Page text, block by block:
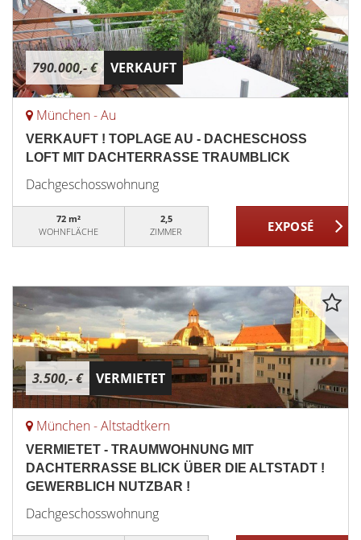
790.000,- € VERKAUFT
München - Au
VERKAUFT ! TOPLAGE AU - DACHESCHOSS
LOFT MIT DACHTERRASSE TRAUMBLICK
Dachgeschosswohnung
72 m²
WOHNFLÄCHE
2,5
ZIMMER
3.500,- € VERMIETET
München - Altstadtkern
VERMIETET - TRAUMWOHNUNG MIT
DACHTERRASSE BLICK ÜBER DIE ALTSTADT !
GEWERBLICH NUTZBAR !
Dachgeschosswohnung